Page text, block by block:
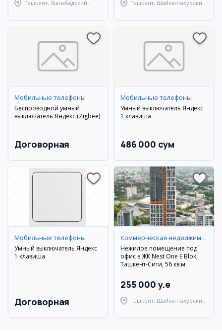
Ташкент, Яшнабадский
Ташкент, Шайхантахурский
Мобильные телефоны
Беспроводной умный
выключатель Яндекс (Zigbee)
Договорная
Мобильные телефоны
Умный выключатель Яндекс
1 клавиша
486 000 сум
Мобильные телефоны
Умный выключатель Яндекс
1 клавиша
Договорная
Коммерческая недвижимость
Нежилое помещение под
офис в ЖК Nest One E Blok,
Ташкент-Сити, 56 кв.м
255 000 y.e
Ташкент, Шайхантахурский